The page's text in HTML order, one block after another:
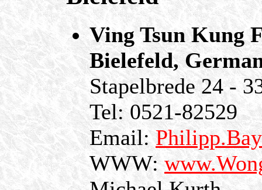
Ving Tsun Kung
Bielefeld,
Stapelbrede 24 -
Tel: 0521-82529
Email:
WWW: